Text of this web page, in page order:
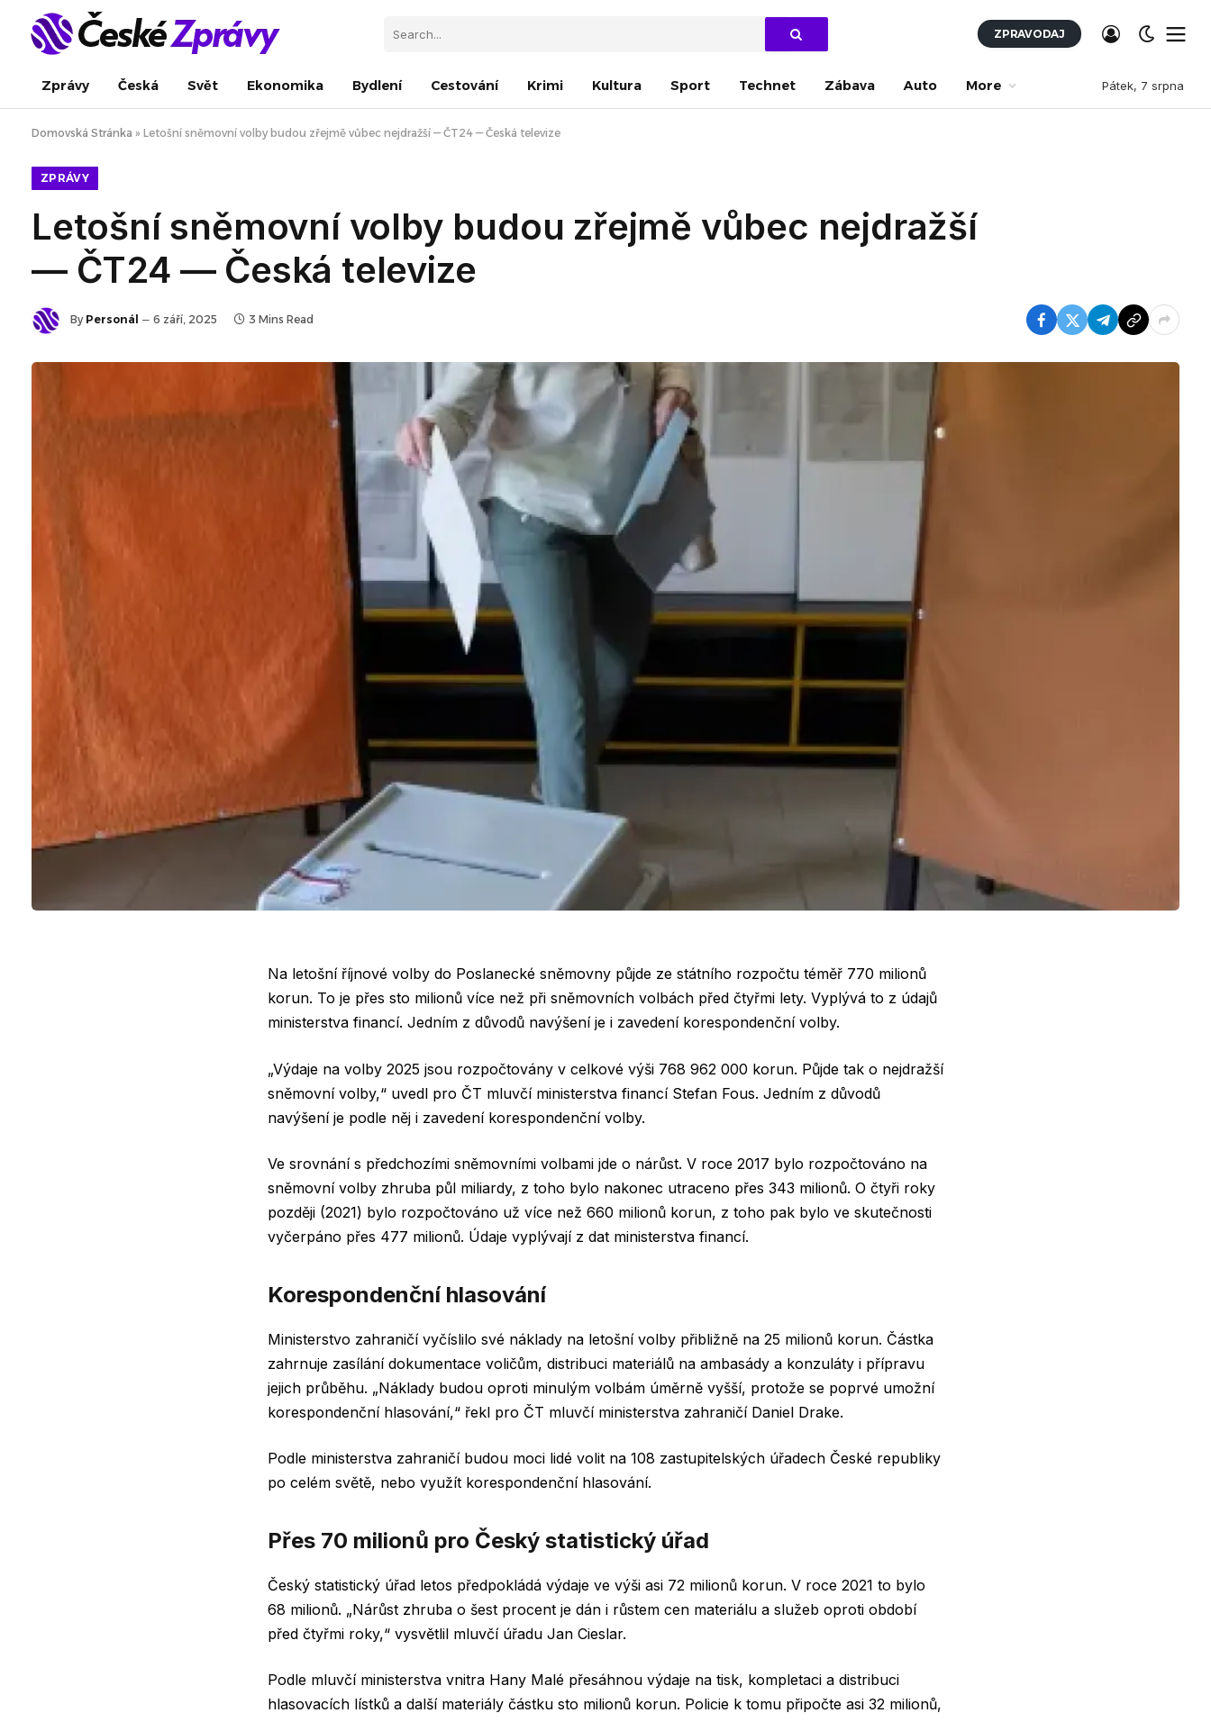
ZPRAVODAJ
Zprávy Česká Svět Ekonomika Bydlení Cestování Krimi Kultura Sport Technet Zábava Auto More Pátek, 7 srpna
Domovská Stránka » Letošní sněmovní volby budou zřejmě vůbec nejdražší — ČT24 — Česká televize
ZPRÁVY
Letošní sněmovní volby budou zřejmě vůbec nejdražší
— ČT24 — Česká televize
By Personál 6 září, 2025 3 Mins Read
Na letošní říjnové volby do Poslanecké sněmovny půjde ze státního rozpočtu téměř 770 milionů
korun. To je přes sto milionů více než při sněmovních volbách před čtyřmi lety. Vyplývá to z údajů
ministerstva financí. Jedním z důvodů navýšení je i zavedení korespondenční volby.
„Výdaje na volby 2025 jsou rozpočtovány v celkové výši 768 962 000 korun. Půjde tak o nejdražší
sněmovní volby,“ uvedl pro ČT mluvčí ministerstva financí Stefan Fous. Jedním z důvodů
navýšení je podle něj i zavedení korespondenční volby.
Ve srovnání s předchozími sněmovními volbami jde o nárůst. V roce 2017 bylo rozpočtováno na
sněmovní volby zhruba půl miliardy, z toho bylo nakonec utraceno přes 343 milionů. O čtyři roky
později (2021) bylo rozpočtováno už více než 660 milionů korun, z toho pak bylo ve skutečnosti
vyčerpáno přes 477 milionů. Údaje vyplývají z dat ministerstva financí.
Korespondenční hlasování
Ministerstvo zahraničí vyčíslilo své náklady na letošní volby přibližně na 25 milionů korun. Částka
zahrnuje zasílání dokumentace voličům, distribuci materiálů na ambasády a konzuláty i přípravu
jejich průběhu. „Náklady budou oproti minulým volbám úměrně vyšší, protože se poprvé umožní
korespondenční hlasování,“ řekl pro ČT mluvčí ministerstva zahraničí Daniel Drake.
Podle ministerstva zahraničí budou moci lidé volit na 108 zastupitelských úřadech České republiky
po celém světě, nebo využít korespondenční hlasování.
Přes 70 milionů pro Český statistický úřad
Český statistický úřad letos předpokládá výdaje ve výši asi 72 milionů korun. V roce 2021 to bylo
68 milionů. „Nárůst zhruba o šest procent je dán i růstem cen materiálu a služeb oproti období
před čtyřmi roky,“ vysvětlil mluvčí úřadu Jan Cieslar.
Podle mluvčí ministerstva vnitra Hany Malé přesáhnou výdaje na tisk, kompletaci a distribuci
hlasovacích lístků a další materiály částku sto milionů korun. Policie k tomu připočte asi 32 milionů,